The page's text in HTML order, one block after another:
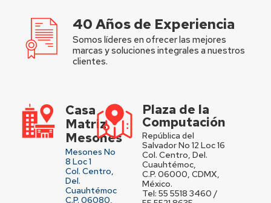
40 Años de Experiencia
Somos líderes en ofrecer las mejores
marcas y soluciones integrales a nuestros
clientes.
Casa
Matriz
Mesones
Mesones No
8 Loc 1
Col. Centro,
Del.
Cuauhtémoc
C.P. 06080,
Plaza de la
Computación
República del
Salvador No 12 Loc 16
Col. Centro, Del.
Cuauhtémoc,
C.P. 06000, CDMX,
México.
Tel: 55 5518 3460 /